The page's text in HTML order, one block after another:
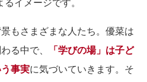
イメージです。
もさまざまな人たち。優菜は
る中で、
「学びの場」は子ど
事実に気づいていきます。そ